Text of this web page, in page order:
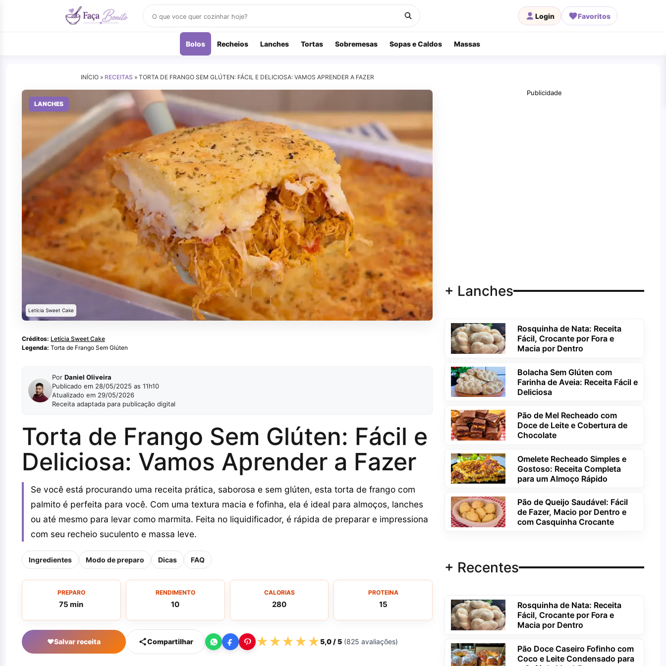
receitas
Login Favoritos
Bolos Recheios Lanches Tortas Sobremesas Sopas e Caldos Massas
INÍCIO » RECEITAS » TORTA DE FRANGO SEM GLÚTEN: FÁCIL E DELICIOSA: VAMOS APRENDER A FAZER
LANCHES
Letícia Sweet Cake
Créditos: Letícia Sweet Cake
Legenda: Torta de Frango Sem Glúten
Por Daniel Oliveira
Publicado em 28/05/2025 as 11h10
Atualizado em 29/05/2026
Receita adaptada para publicação digital
Torta de Frango Sem Glúten: Fácil e
Deliciosa: Vamos Aprender a Fazer
Se você está procurando uma receita prática, saborosa e sem glúten, esta torta de frango com
palmito é perfeita para você. Com uma textura macia e fofinha, ela é ideal para almoços, lanches
ou até mesmo para levar como marmita. Feita no liquidificador, é rápida de preparar e impressiona
com seu recheio suculento e massa leve.
Ingredientes Modo de preparo Dicas FAQ
PREPARO
75 min
RENDIMENTO
10
CALORIAS
280
PROTEINA
15
♥Salvar receita Compartilhar ★★★★★5,0/ 5 (825 avaliações)
Publicidade
+ Lanches
Rosquinha de Nata: Receita
Fácil, Crocante por Fora e
Macia por Dentro
Bolacha Sem Glúten com
Farinha de Aveia: Receita Fácil e
Deliciosa
Pão de Mel Recheado com
Doce de Leite e Cobertura de
Chocolate
Omelete Recheado Simples e
Gostoso: Receita Completa
para um Almoço Rápido
Pão de Queijo Saudável: Fácil
de Fazer, Macio por Dentro e
com Casquinha Crocante
+ Recentes
Rosquinha de Nata: Receita
Fácil, Crocante por Fora e
Macia por Dentro
Pão Doce Caseiro Fofinho com
Coco e Leite Condensado para